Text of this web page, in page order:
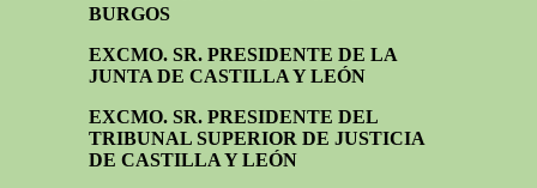
BURGOS
EXCMO. SR. PRESIDENTE DE LA
JUNTA DE CASTILLA Y LEÓN
EXCMO. SR. PRESIDENTE DEL
TRIBUNAL SUPERIOR DE JUSTICIA
DE CASTILLA Y LEÓN